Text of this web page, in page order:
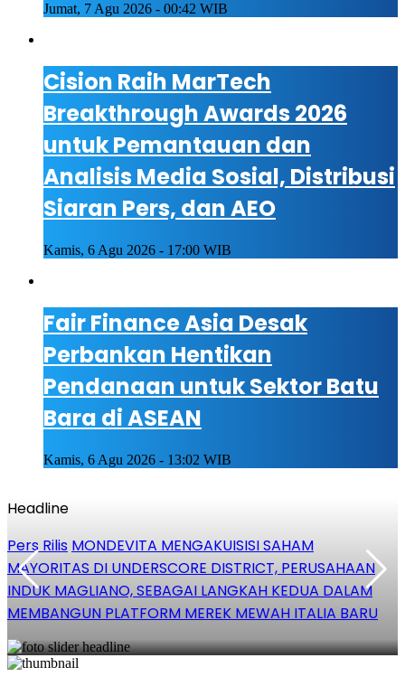
Jumat, 7 Agu 2026 - 00:42 WIB
Cision Raih MarTech
Breakthrough Awards 2026
untuk Pemantauan dan
Analisis Media Sosial, Distribusi
Siaran Pers, dan AEO
Kamis, 6 Agu 2026 - 17:00 WIB
Fair Finance Asia Desak
Perbankan Hentikan
Pendanaan untuk Sektor Batu
Bara di ASEAN
Kamis, 6 Agu 2026 - 13:02 WIB
Headline
Pers Rilis MONDEVITA MENGAKUISISI SAHAM
MAYORITAS DI UNDERSCORE DISTRICT, PERUSAHAAN
INDUK MAGLIANO, SEBAGAI LANGKAH KEDUA DALAM
MEMBANGUN PLATFORM MEREK MEWAH ITALIA BARU